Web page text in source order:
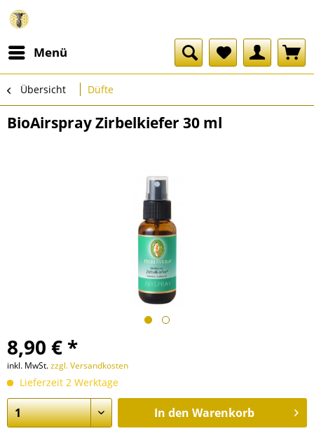
Menü
Übersicht Düfte
BioAirspray Zirbelkiefer 30 ml
8,90 € *
inkl. MwSt.zzgl. Versandkosten
Lieferzeit 2 Werktage
In den Warenkorb